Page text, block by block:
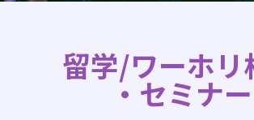
留学/ワーホリ
・セミナー